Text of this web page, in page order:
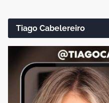
Tiago Cabelereiro